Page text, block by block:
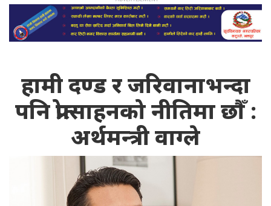
हामी दण्ड र जरिवानाभन्दा
पनि प्रोत्साहनको नीतिमा छौँ :
अर्थमन्त्री वाग्ले